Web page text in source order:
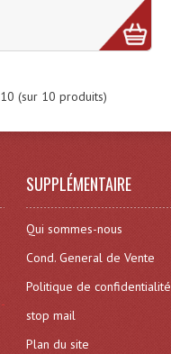
10 (sur 10 produits)
SUPPLÉMENTAIRE
Qui sommes-nous
Cond. General de Vente
Politique de confidentialité
stop mail
Plan du site